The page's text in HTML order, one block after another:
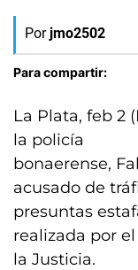
Por jmo2502
Para compartir:
La Plata, feb 2
la policía
bonaerense,
acusado de
presuntas
realizada por
la Justicia.